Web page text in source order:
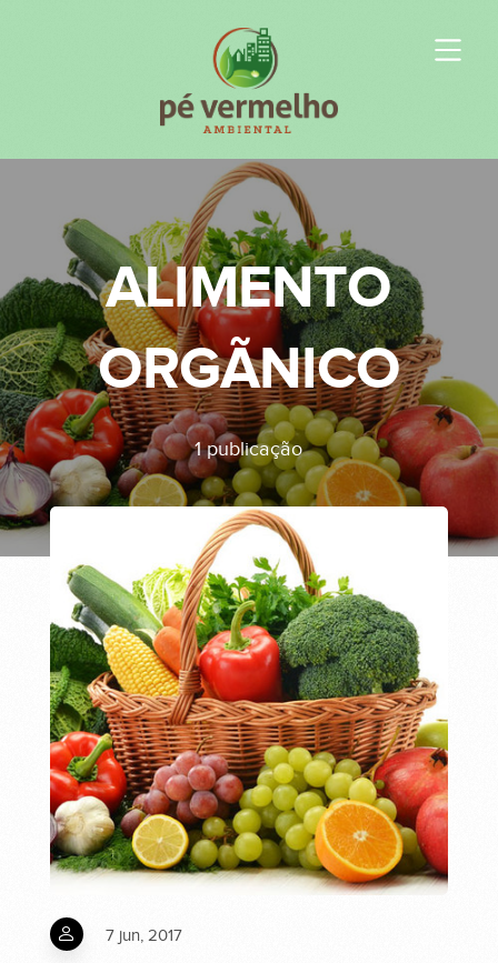
ALIMENTO
ORGÃNICO
1 publicação
7 jun, 2017